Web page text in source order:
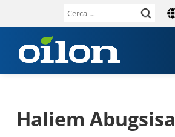
Ricerca
Haliem Abug­sisa